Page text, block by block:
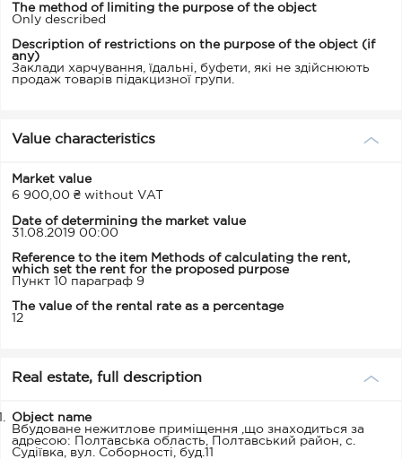
The method of limiting the purpose of the object
Only described
Description of restrictions on the purpose of the object (if
any)
Заклади харчування, їдальні, буфети, які не здійснюють
продаж товарів підакцизної групи.
Value characteristics
Market value
6 900,00 ₴ without VAT
Date of determining the market value
31.08.2019 00:00
Reference to the item Methods of calculating the rent,
which set the rent for the proposed purpose
Пункт 10 параграф 9
The value of the rental rate as a percentage
12
Real estate, full description
Object name
Вбудоване нежитлове приміщення ,що знаходиться за
адресою: Полтавська область, Полтавський район, с.
Судіївка, вул. Соборності, буд.11